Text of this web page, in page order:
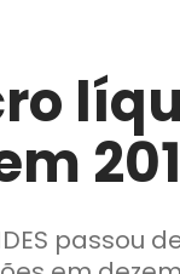
passou